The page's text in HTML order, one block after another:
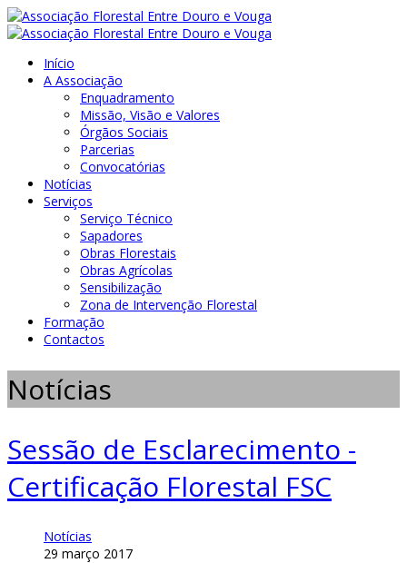
Início
A Associação
Enquadramento
Missão, Visão e Valores
Órgãos Sociais
Parcerias
Convocatórias
Notícias
Serviços
Serviço Técnico
Sapadores
Obras Florestais
Obras Agrícolas
Sensibilização
Zona de Intervenção Florestal
Formação
Contactos
Notícias
Sessão de Esclarecimento -
Certificação Florestal FSC
Notícias
29 março 2017